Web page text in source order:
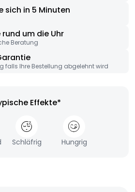
sich in 5 Minuten
um die Uhr
Beratung
falls Ihre Bestellung abgelehnt wird
Effekte*
Schläfrig Hungrig